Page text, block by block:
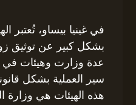
في غينيا بيساو، تُعتبر
بشكل كبير عن توثيق
عدة وزارت وهيئات
سير العملية بشكل
هذه الهيئات هي وزارة